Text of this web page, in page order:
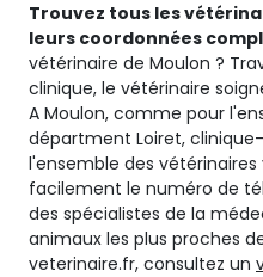
Trouvez tous les
leurs coordonnées
vétérinaire de Moulon ?
clinique, le vétérinaire
A Moulon, comme pour
départment Loiret,
l'ensemble des
facilement le numéro de
des spécialistes de la
animaux les plus proches
veterinaire.fr, consultez un